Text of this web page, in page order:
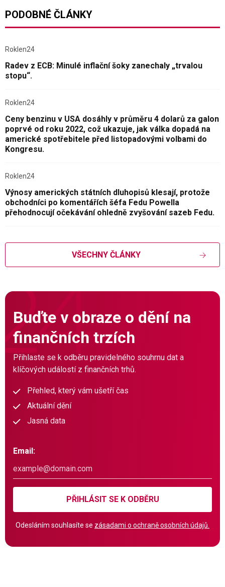
PODOBNÉ ČLÁNKY
Roklen24
Radev z ECB: Minulé inflační šoky zanechaly „trvalou
stopu“.
Roklen24
Ceny benzinu v USA dosáhly v průměru 4 dolarů za galon
poprvé od roku 2022, což ukazuje, jak válka dopadá na
americké spotřebitele před listopadovými volbami do
Kongresu.
Roklen24
Výnosy amerických státních dluhopisů klesají, protože
obchodníci po komentářích šéfa Fedu Powella
přehodnocují očekávání ohledně zvyšování sazeb Fedu.
VŠECHNY ČLÁNKY
Buďte v obraze o dění na
finančních trzích
Přihlaste se k odběru pravidelného souhrnu dat a
klíčových událostí z finančních trhů.
Přehled, který vám ušetří čas
Aktuální dění
Jasná data
Email:
PŘIHLÁSIT SE K ODBĚRU
Odesláním souhlasíte se zásadami o ochraně osobních údajů.